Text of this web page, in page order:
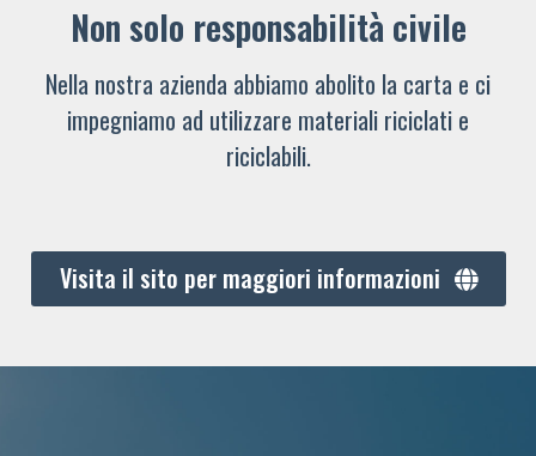
Non solo responsabilità civile
Nella nostra azienda abbiamo abolito la carta e ci
impegniamo ad utilizzare materiali riciclati e
riciclabili.
Visita il sito per maggiori informazioni